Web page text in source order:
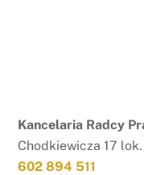
Kancelaria Radcy
Chodkiewicza 17
602 894 511